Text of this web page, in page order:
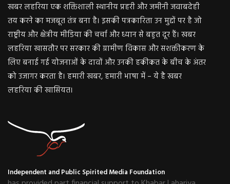
खबर लहरिया एक शक्तिशाली स्थानीय प्रहरी और जमीनी जवाबदेही
तय करने का मजबूत तंत्र बना है। इसकी पत्रकारिता उन मुद्दों पर है जो
राष्ट्रीय और क्षेत्रीय मीडिया की चर्चा और ध्यान से बहुत दूर हैं। खबर
लहरिया खासतौर पर सरकार की ग्रामीण विकास और सशक्तीकरण के
लिए बनाई गई योजनाओं के दावों और उनकी हकीकत के बीच के अंतर
को उजागर करता है। हमारी खबर, हमारी भाषा में – ये है खबर
लहरिया की खासियत।
Independent and Public Spirited Media Foundation